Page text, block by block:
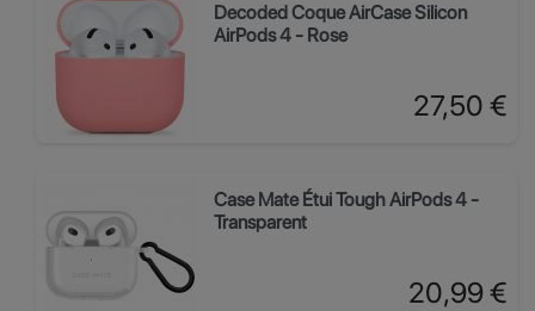
Decoded Coque AirCase Silicon
AirPods 4 - Rose
Prix
27,50 €
Case Mate Étui Tough AirPods 4 -
Transparent
Prix
20,99 €